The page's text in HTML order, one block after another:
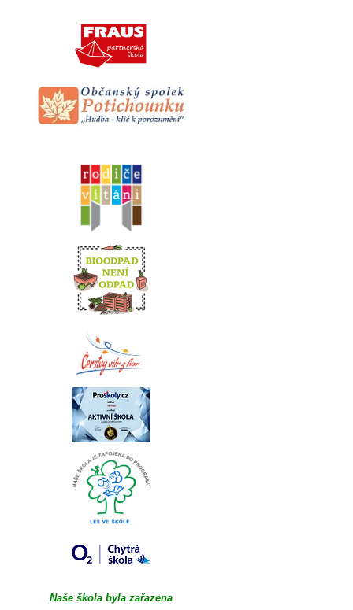
Naše škola byla zařazena